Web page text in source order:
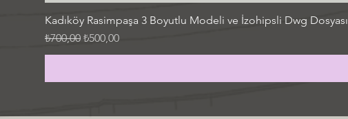
Kadıköy Rasimpaşa 3 Boyutlu Modeli ve İzohipsli Dwg Dosyası
Normal Fiyat
₺700,00 İndirimli Fiyat
₺500,00